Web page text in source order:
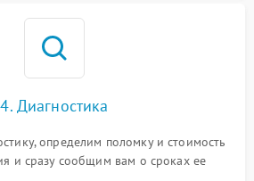
4. Диагностика
определим поломку и стоимость
и сразу сообщим вам о сроках ее